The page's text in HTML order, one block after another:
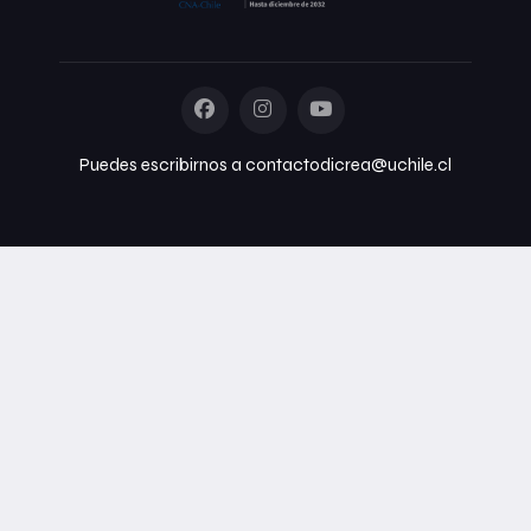
Puedes escribirnos a contactodicrea@uchile.cl